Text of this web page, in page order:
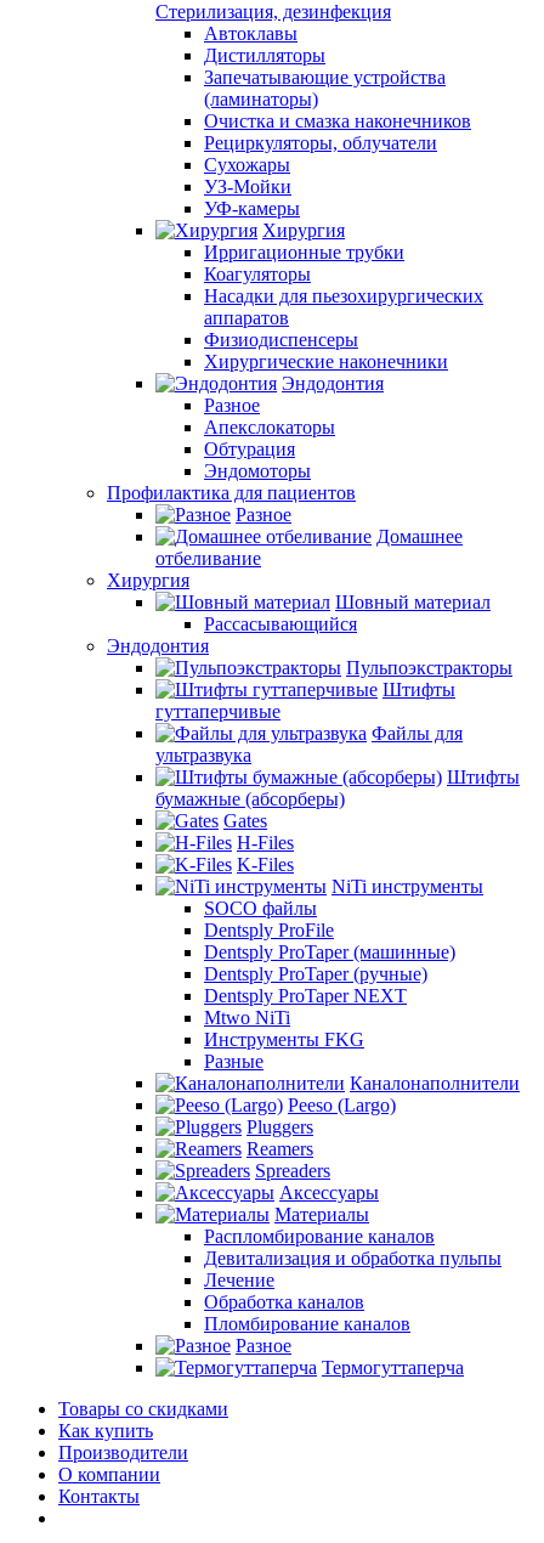
Стерилизация, дезинфекция
Автоклавы
Дистилляторы
Запечатывающие устройства
(ламинаторы)
Очистка и смазка наконечников
Рециркуляторы, облучатели
Сухожары
УЗ-Мойки
УФ-камеры
Хирургия
Ирригационные трубки
Коагуляторы
Насадки для пьезохирургических
аппаратов
Физиодиспенсеры
Хирургические наконечники
Эндодонтия
Разное
Апекслокаторы
Обтурация
Эндомоторы
Профилактика для пациентов
Разное
Домашнее
отбеливание
Хирургия
Шовный материал
Рассасывающийся
Эндодонтия
Пульпоэкстракторы
Штифты
гуттаперчивые
Файлы для
ультразвука
Штифты
бумажные (абсорберы)
Gates
H-Files
K-Files
NiTi инструменты
SOCO файлы
Dentsply ProFile
Dentsply ProTaper (машинные)
Dentsply ProTaper (ручные)
Dentsply ProTaper NEXT
Mtwo NiTi
Инструменты FKG
Разные
Каналонаполнители
Peeso (Largo)
Pluggers
Reamers
Spreaders
Аксессуары
Материалы
Распломбирование каналов
Девитализация и обработка пульпы
Лечение
Обработка каналов
Пломбирование каналов
Разное
Термогуттаперча
Товары со скидками
Как купить
Производители
О компании
Контакты